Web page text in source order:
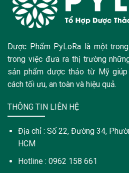
Dược Phẩm PyLoRa là một
trong việc đưa ra thị trường
sản phẩm dược thảo từ Mỹ
cách tối ưu, an toàn và hiệu quả.
THÔNG TIN LIÊN HỆ
Địa chỉ : Số 22, Đường 34,
HCM
Hotline : 0962 158 661